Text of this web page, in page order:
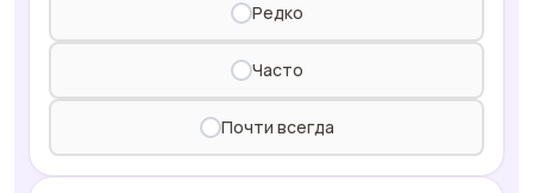
Редко
Часто
Почти всегда